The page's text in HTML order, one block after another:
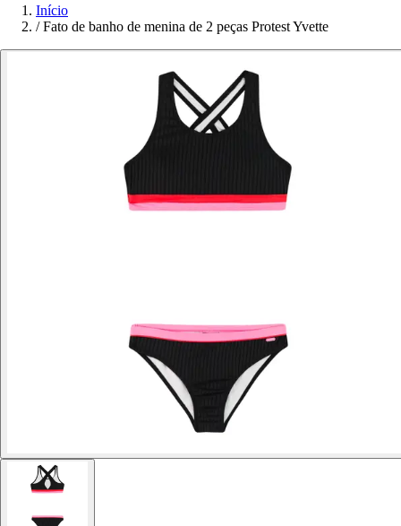
Início
/ Fato de banho de menina de 2 peças Protest Yvette